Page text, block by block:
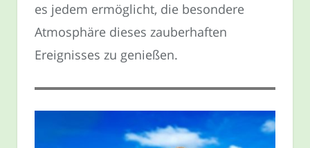
es jedem ermöglicht, die besondere
Atmosphäre dieses zauberhaften
Ereignisses zu genießen.